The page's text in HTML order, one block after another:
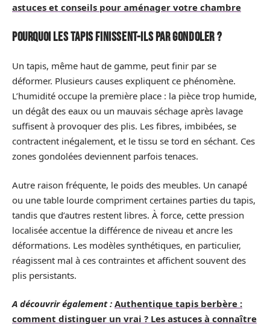
astuces et conseils pour aménager votre chambre
Pourquoi les tapis finissent-ils par gondoler ?
Un tapis, même haut de gamme, peut finir par se
déformer. Plusieurs causes expliquent ce phénomène.
L’humidité occupe la première place : la pièce trop humide,
un dégât des eaux ou un mauvais séchage après lavage
suffisent à provoquer des plis. Les fibres, imbibées, se
contractent inégalement, et le tissu se tord en séchant. Ces
zones gondolées deviennent parfois tenaces.
Autre raison fréquente, le poids des meubles. Un canapé
ou une table lourde compriment certaines parties du tapis,
tandis que d’autres restent libres. À force, cette pression
localisée accentue la différence de niveau et ancre les
déformations. Les modèles synthétiques, en particulier,
réagissent mal à ces contraintes et affichent souvent des
plis persistants.
A découvrir également : Authentique tapis berbère :
comment distinguer un vrai ? Les astuces à connaître